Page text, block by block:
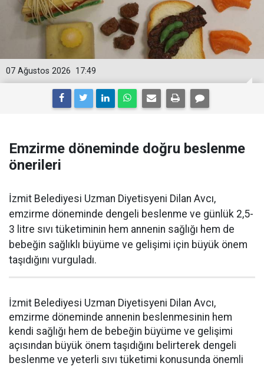
17:49
07 Ağustos 2026
Emzirme döneminde doğru beslenme
önerileri
İzmit Belediyesi Uzman Diyetisyeni Dilan Avcı,
emzirme döneminde dengeli beslenme ve günlük 2,5-
3 litre sıvı tüketiminin hem annenin sağlığı hem de
bebeğin sağlıklı büyüme ve gelişimi için büyük önem
taşıdığını vurguladı.
İzmit Belediyesi Uzman Diyetisyeni Dilan Avcı,
emzirme döneminde annenin beslenmesinin hem
kendi sağlığı hem de bebeğin büyüme ve gelişimi
açısından büyük önem taşıdığını belirterek dengeli
beslenme ve yeterli sıvı tüketimi konusunda önemli